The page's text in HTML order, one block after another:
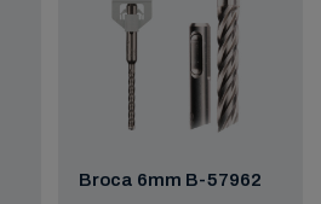
Broca 6mm B-57962